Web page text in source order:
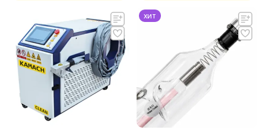
хит